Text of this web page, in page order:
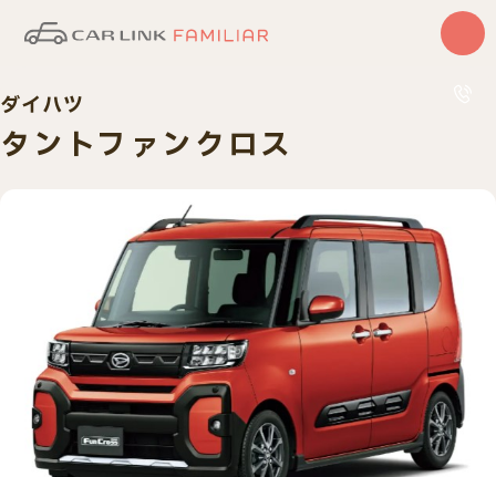
はじめての方
サービス
カーリース
店舗・スタッフ紹介
ダイハツ
タントファンクロス